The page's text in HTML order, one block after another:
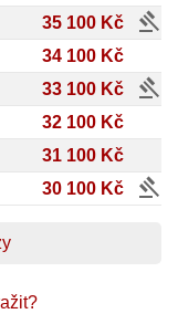
35 100 Kč gavel
34 100 Kč
33 100 Kč gavel
32 100 Kč
31 100 Kč
30 100 Kč
gavel